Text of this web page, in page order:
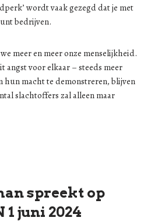
wordt vaak gezegd dat je met
bedrijven.
meer en meer onze menselijkheid.
angst voor elkaar – steeds meer
hun macht te demonstreren, blijven
slachtoffers zal alleen maar
spreekt op
1 juni 2024